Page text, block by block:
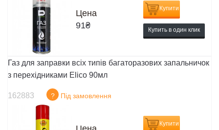
Цена
91₴
Купити
Купить в один клик
Газ для заправки всіх типів багаторазових запальничок
з перехідниками Elico 90мл
162883 ? Під замовлення
Купити